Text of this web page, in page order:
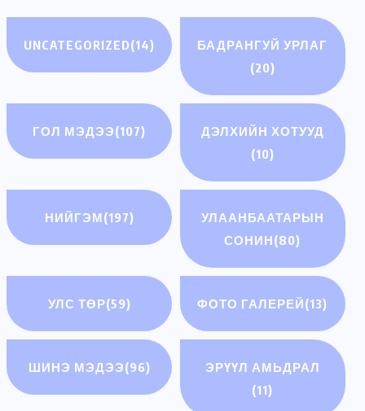
UNCATEGORIZED(14)
БАДРАНГУЙ УРЛАГ
(20)
ГОЛ МЭДЭЭ(107)
ДЭЛХИЙН ХОТУУД
(10)
НИЙГЭМ(197)
УЛААНБААТАРЫН
СОНИН(80)
УЛС ТӨР(59) ФОТО ГАЛЕРЕЙ(13)
ШИНЭ МЭДЭЭ(96)
ЭРҮҮЛ АМЬДРАЛ
(11)